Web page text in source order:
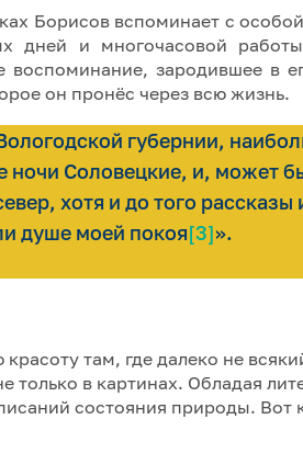
Борисов вспоминает с
дней и многочасовой
воспоминание, зародившее в
он пронёс через всю жизнь.
губернии,
ночи Соловецкие, и, может
хотя и до того рассказы
душе моей покоя[3]».
там, где далеко не
только в картинах. Обладая
состояния природы. Вот